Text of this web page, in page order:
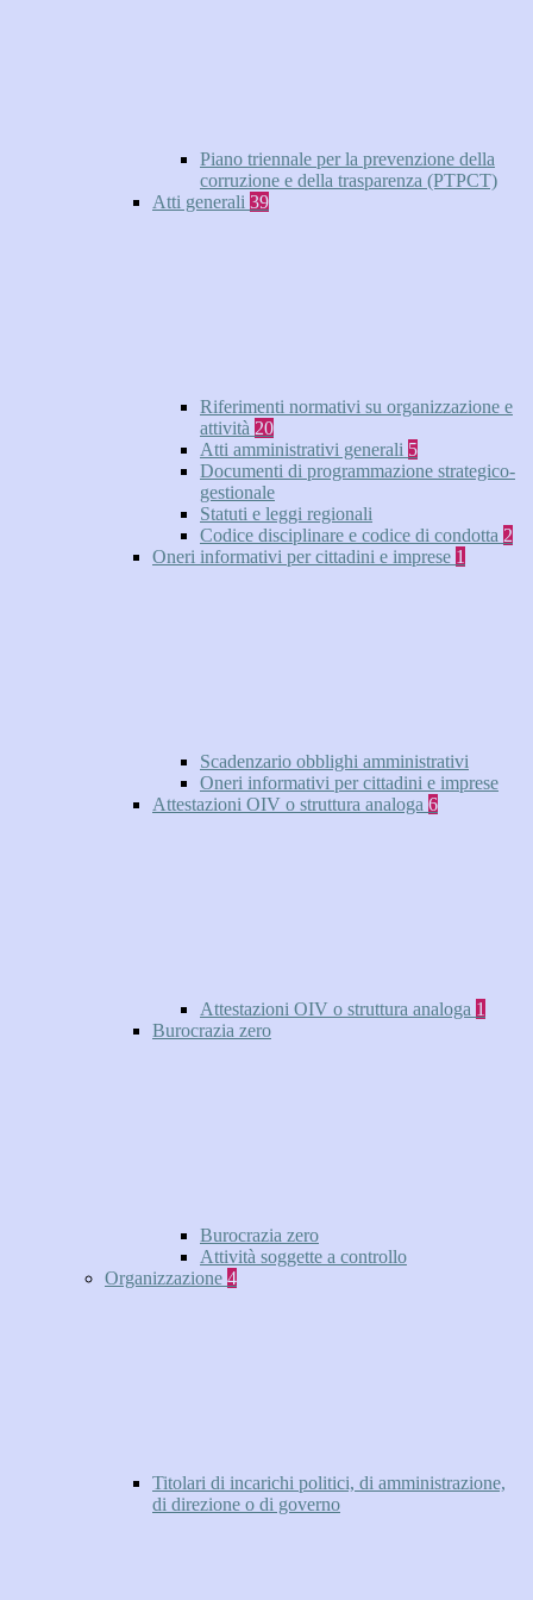
Piano triennale per la prevenzione della
corruzione e della trasparenza (PTPCT)
Atti generali 39
Riferimenti normativi su organizzazione e
attività 20
Atti amministrativi generali 5
Documenti di programmazione strategico-
gestionale
Statuti e leggi regionali
Codice disciplinare e codice di condotta 2
Oneri informativi per cittadini e imprese 1
Scadenzario obblighi amministrativi
Oneri informativi per cittadini e imprese
Attestazioni OIV o struttura analoga 6
Attestazioni OIV o struttura analoga 1
Burocrazia zero
Burocrazia zero
Attività soggette a controllo
Organizzazione 4
Titolari di incarichi politici, di amministrazione,
di direzione o di governo